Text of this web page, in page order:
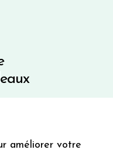
améliorer votre
première commande